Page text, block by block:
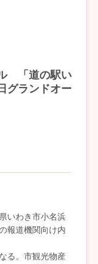
ル 「道の駅い
グランドオー
いわき市小名浜
報道機関向け内
る。市観光物産